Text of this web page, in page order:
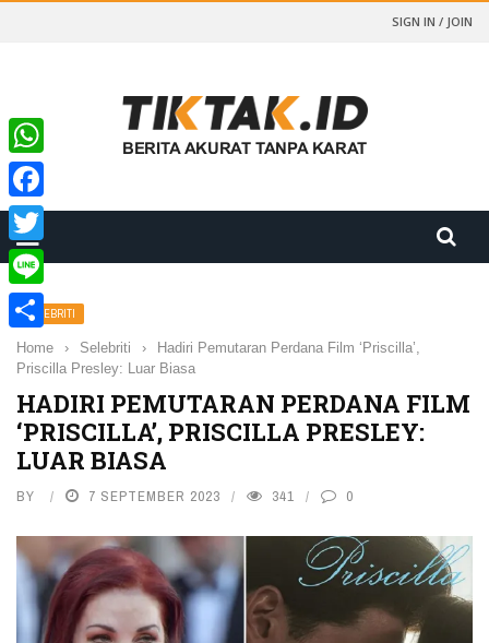
SIGN IN / JOIN
SELEBRITI
Home › Selebriti ›
Hadiri Pemutaran Perdana Film ‘Priscilla’,
Priscilla Presley: Luar Biasa
HADIRI PEMUTARAN PERDANA FILM
‘PRISCILLA’, PRISCILLA PRESLEY:
LUAR BIASA
BY 7 SEPTEMBER 2023 341 0
WhatsApp
Facebook
Twitter
Line
Share